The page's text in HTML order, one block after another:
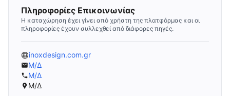
Πληροφορίες Επικοινωνίας
Η καταχώρηση έχει γίνει από χρήστη της πλατφόρμας και οι
πληροφορίες έχουν συλλεχθεί από διάφορες πηγές.
inoxdesign.com.gr
Μ/Δ
Μ/Δ
Μ/Δ